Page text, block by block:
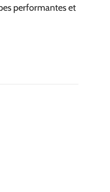
performantes et